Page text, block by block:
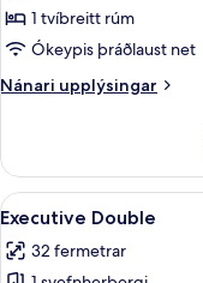
1 tvíbreitt rúm
Ókeypis þráðlaust net
Nánari upplýsingar
Nánari
Double
Skoða
allar
myndir
6
Executive Double
32 fermetrar